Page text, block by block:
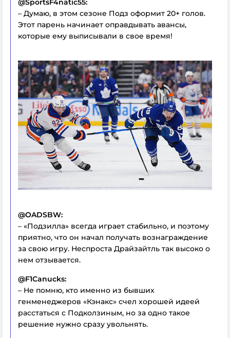
@SportsF4natic55:
– Думаю, в этом сезоне Подз оформит 20+ голов.
Этот парень начинает оправдывать авансы,
которые ему выписывали в свое время!
@OADSBW:
– «Подзилла» всегда играет стабильно, и поэтому
приятно, что он начал получать вознаграждение
за свою игру. Неспроста Драйзайтль так высоко о
нем отзывается.
@F1Canucks:
– Не помню, кто именно из бывших
генменеджеров «Кэнакс» счел хорошей идеей
расстаться с Подколзиным, но за одно такое
решение нужно сразу увольнять.